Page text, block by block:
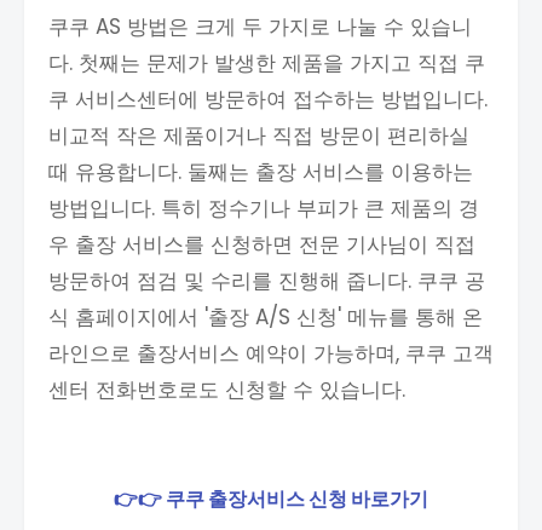
쿠쿠 AS 방법은 크게 두 가지로 나눌 수 있습니
다. 첫째는 문제가 발생한 제품을 가지고 직접 쿠
쿠 서비스센터에 방문하여 접수하는 방법입니다.
비교적 작은 제품이거나 직접 방문이 편리하실
때 유용합니다. 둘째는 출장 서비스를 이용하는
방법입니다. 특히 정수기나 부피가 큰 제품의 경
우 출장 서비스를 신청하면 전문 기사님이 직접
방문하여 점검 및 수리를 진행해 줍니다. 쿠쿠 공
식 홈페이지에서 '출장 A/S 신청' 메뉴를 통해 온
라인으로 출장서비스 예약이 가능하며, 쿠쿠 고객
센터 전화번호로도 신청할 수 있습니다.
👉👉 쿠쿠 출장서비스 신청 바로가기